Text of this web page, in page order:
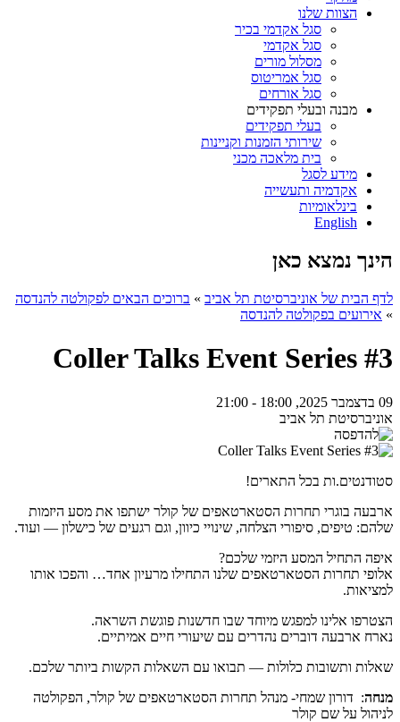
הצוות שלנו
סגל אקדמי בכיר
סגל אקדמי
מסלול מורים
סגל אמריטוס
סגל אורחים
מבנה ובעלי תפקידים
בעלי תפקידים
שירותי הזמנות וקניינות
בית מלאכה מכני
מידע לסגל
אקדמיה ותעשייה
בינלאומיות
English
הינך נמצא כאן
לדף הבית של אוניברסיטת תל אביב » ברוכים הבאים לפקולטה להנדסה
» אירועים בפקולטה להנדסה
Coller Talks Event Series #3
09 בדצמבר 2025, 18:00 - 21:00
אוניברסיטת תל אביב
סטודנטים.ות בכל התארים!
ארבעה בוגרי תחרות הסטארטאפים של קולר ישתפו את מסע היזמות
שלהם: טיפים, סיפורי הצלחה, שינויי כיוון, וגם רגעים של כישלון — ועוד.
איפה התחיל המסע היזמי שלכם?
אלופי תחרות הסטארטאפים שלנו התחילו מרעיון אחד… והפכו אותו
למציאות.
הצטרפו אלינו למפגש מיוחד שבו חדשנות פוגשת השראה.
נארח ארבעה דוברים נהדרים עם שיעורי חיים אמיתיים.
שאלות ותשובות כלולות — תבואו עם השאלות הקשות ביותר שלכם.
מנחה: דורון שמחי- מנהל תחרות הסטארטאפים של קולר, הפקולטה
לניהול על שם קולר